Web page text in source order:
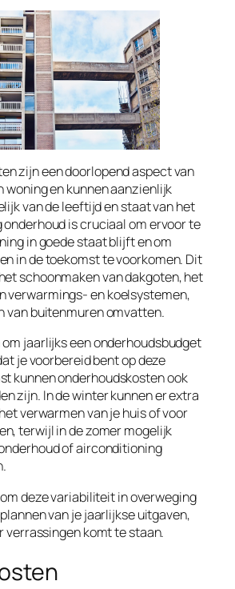
zijn een doorlopend aspect van
woning en kunnen aanzienlijk
van de leeftijd en staat van het
onderhoud is cruciaal om ervoor te
in goede staat blijft en om
in de toekomst te voorkomen. Dit
schoonmaken van dakgoten, het
verwarmings- en koelsystemen,
van buitenmuren omvatten.
jaarlijks een onderhoudsbudget
je voorbereid bent op deze
kunnen onderhoudskosten ook
zijn. In de winter kunnen er extra
verwarmen van je huis of voor
terwijl in de zomer mogelijk
of airconditioning
deze variabiliteit in overweging
van je jaarlijkse uitgaven,
verrassingen komt te staan.